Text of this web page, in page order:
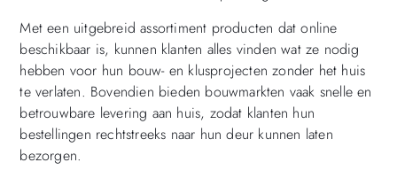
Met een uitgebreid assortiment producten dat online
beschikbaar is, kunnen klanten alles vinden wat ze nodig
hebben voor hun bouw- en klusprojecten zonder het huis
te verlaten. Bovendien bieden bouwmarkten vaak snelle en
betrouwbare levering aan huis, zodat klanten hun
bestellingen rechtstreeks naar hun deur kunnen laten
bezorgen.